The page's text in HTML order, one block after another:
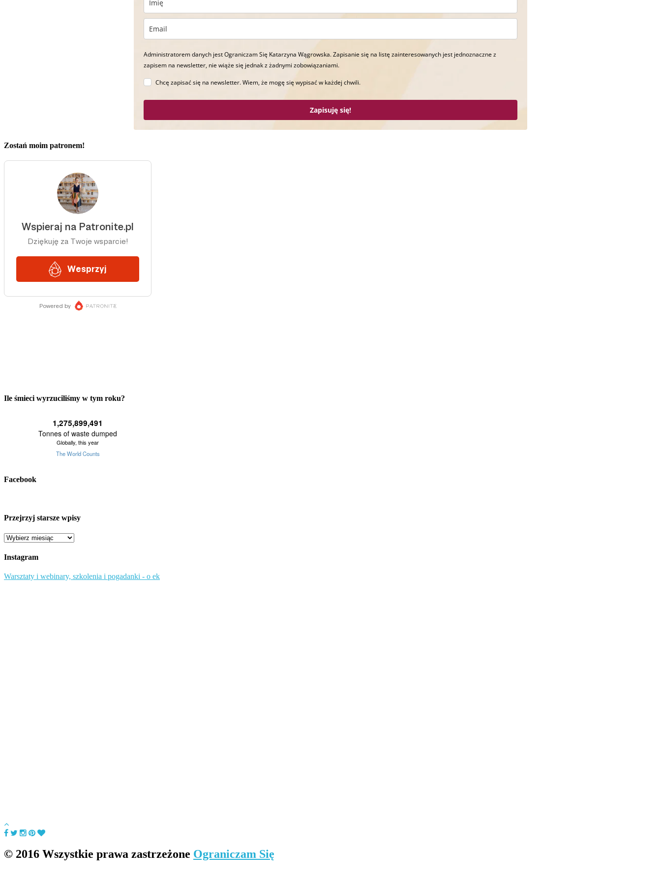
Administratorem danych jest Ograniczam Się Katarzyna Wągrowska. Zapisanie się na listę zainteresowanych jest jednoznaczne z
zapisem na newsletter, nie wiąże się jednak z żadnymi zobowiązaniami.
Chcę zapisać się na newsletter. Wiem, że mogę się wypisać w każdej chwili.
Zapisuję się!
Zostań moim patronem!
Ile śmieci wyrzuciliśmy w tym roku?
Facebook
Przejrzyj starsze wpisy
Przejrzyj
wpisy
Instagram
Warsztaty i webinary, szkolenia i pogadanki - o ek
© 2016 Wszystkie prawa zastrzeżone Ograniczam Się